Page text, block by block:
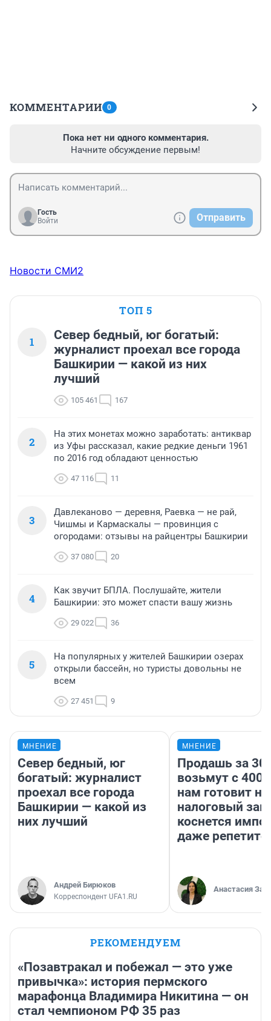
КОММЕНТАРИИ 0
Пока нет ни одного комментария.
Начните обсуждение первым!
Гость
Войти
Отправить
Новости СМИ2
ТОП 5
1
Север бедный, юг богатый:
журналист проехал все города
Башкирии — какой из них
лучший
105 461 167
2
На этих монетах можно заработать: антиквар
из Уфы рассказал, какие редкие деньги 1961
по 2016 год обладают ценностью
47 116 11
3
Давлеканово — деревня, Раевка — не рай,
Чишмы и Кармаскалы — провинция с
огородами: отзывы на райцентры Башкирии
37 080 20
4
Как звучит БПЛА. Послушайте, жители
Башкирии: это может спасти вашу жизнь
29 022 36
5
На популярных у жителей Башкирии озерах
открыли бассейн, но туристы довольны не
всем
27 451 9
МНЕНИЕ
Север бедный, юг
богатый: журналист
проехал все города
Башкирии — какой из
них лучший
Андрей Бирюков
Корреспондент UFA1.RU
МНЕНИЕ
Продашь за
возьмут с
нам готовит
налоговый
коснется
даже
Анастасия
РЕКОМЕНДУЕМ
«Позавтракал и побежал — это уже
привычка»: история пермского
марафонца Владимира Никитина — он
стал чемпионом РФ 35 раз